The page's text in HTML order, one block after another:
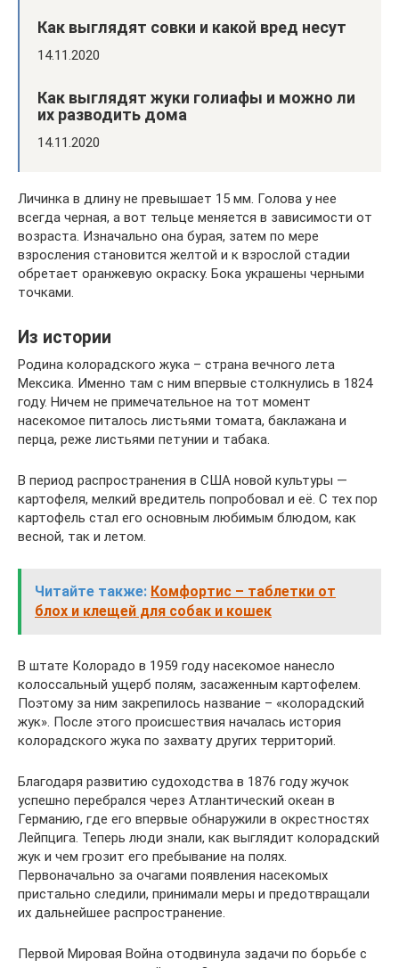
Как выглядят совки и какой вред несут
14.11.2020
Как выглядят жуки голиафы и можно ли
их разводить дома
14.11.2020
Личинка в длину не превышает 15 мм. Голова у нее
всегда черная, а вот тельце меняется в зависимости от
возраста. Изначально она бурая, затем по мере
взросления становится желтой и к взрослой стадии
обретает оранжевую окраску. Бока украшены черными
точками.
Из истории
Родина колорадского жука – страна вечного лета
Мексика. Именно там с ним впервые столкнулись в 1824
году. Ничем не примечательное на тот момент
насекомое питалось листьями томата, баклажана и
перца, реже листьями петунии и табака.
В период распространения в США новой культуры —
картофеля, мелкий вредитель попробовал и её. С тех пор
картофель стал его основным любимым блюдом, как
весной, так и летом.
Читайте также: Комфортис – таблетки от
блох и клещей для собак и кошек
В штате Колорадо в 1959 году насекомое нанесло
колоссальный ущерб полям, засаженным картофелем.
Поэтому за ним закрепилось название – «колорадский
жук». После этого происшествия началась история
колорадского жука по захвату других территорий.
Благодаря развитию судоходства в 1876 году жучок
успешно перебрался через Атлантический океан в
Германию, где его впервые обнаружили в окрестностях
Лейпцига. Теперь люди знали, как выглядит колорадский
жук и чем грозит его пребывание на полях.
Первоначально за очагами появления насекомых
пристально следили, принимали меры и предотвращали
их дальнейшее распространение.
Первой Мировая Война отодвинула задачи по борьбе с